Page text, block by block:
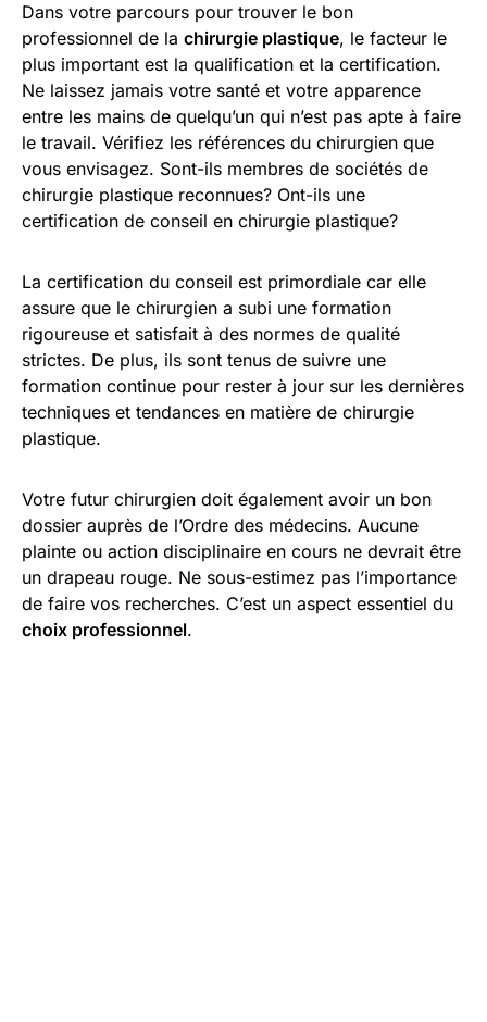
Dans votre parcours pour trouver le bon
professionnel de la chirurgie plastique, le facteur le
plus important est la qualification et la certification.
Ne laissez jamais votre santé et votre apparence
entre les mains de quelqu’un qui n’est pas apte à faire
le travail. Vérifiez les références du chirurgien que
vous envisagez. Sont-ils membres de sociétés de
chirurgie plastique reconnues? Ont-ils une
certification de conseil en chirurgie plastique?
La certification du conseil est primordiale car elle
assure que le chirurgien a subi une formation
rigoureuse et satisfait à des normes de qualité
strictes. De plus, ils sont tenus de suivre une
formation continue pour rester à jour sur les dernières
techniques et tendances en matière de chirurgie
plastique.
Votre futur chirurgien doit également avoir un bon
dossier auprès de l’Ordre des médecins. Aucune
plainte ou action disciplinaire en cours ne devrait être
un drapeau rouge. Ne sous-estimez pas l’importance
de faire vos recherches. C’est un aspect essentiel du
choix professionnel.